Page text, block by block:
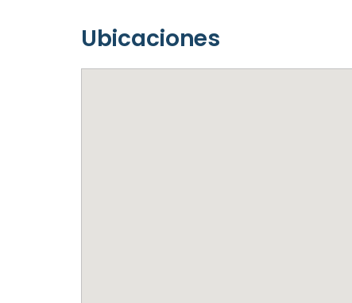
Ubicaciones